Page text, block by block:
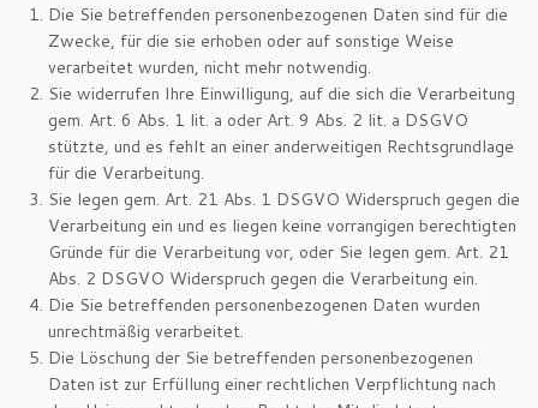
Die Sie betreffenden personenbezogenen Daten sind für die
Zwecke, für die sie erhoben oder auf sonstige Weise
verarbeitet wurden, nicht mehr notwendig.
Sie widerrufen Ihre Einwilligung, auf die sich die Verarbeitung
gem. Art. 6 Abs. 1 lit. a oder Art. 9 Abs. 2 lit. a DSGVO
stützte, und es fehlt an einer anderweitigen Rechtsgrundlage
für die Verarbeitung.
Sie legen gem. Art. 21 Abs. 1 DSGVO Widerspruch gegen die
Verarbeitung ein und es liegen keine vorrangigen berechtigten
Gründe für die Verarbeitung vor, oder Sie legen gem. Art. 21
Abs. 2 DSGVO Widerspruch gegen die Verarbeitung ein.
Die Sie betreffenden personenbezogenen Daten wurden
unrechtmäßig verarbeitet.
Die Löschung der Sie betreffenden personenbezogenen
Daten ist zur Erfüllung einer rechtlichen Verpflichtung nach